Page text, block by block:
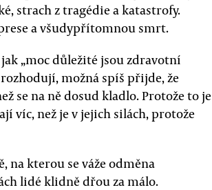
strach z tragédie a katastrofy.
a všudypřítomnou smrt.
„moc důležité jsou zdravotní
možná spíš přijde, že
se na ně dosud kladlo. Protože to je
víc, než je v jejich silách, protože
na kterou se váže odměna
lidé klidně dřou za málo.